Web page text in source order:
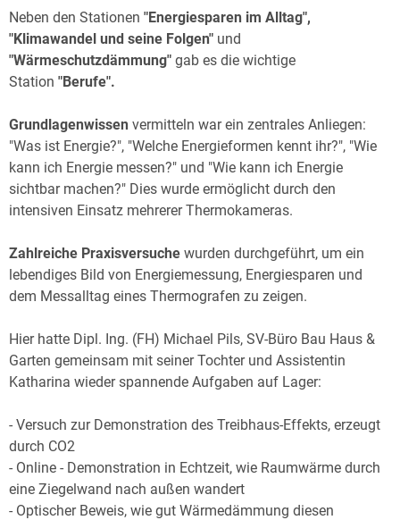
Neben den Stationen "Energiesparen im Alltag",
"Klimawandel und seine Folgen" und
"Wärmeschutzdämmung" gab es die wichtige
Station "Berufe".
Grundlagenwissen vermitteln war ein zentrales Anliegen:
"Was ist Energie?", "Welche Energieformen kennt ihr?", "Wie
kann ich Energie messen?" und "Wie kann ich Energie
sichtbar machen?" Dies wurde ermöglicht durch den
intensiven Einsatz mehrerer Thermokameras.
Zahlreiche Praxisversuche wurden durchgeführt, um ein
lebendiges Bild von Energiemessung, Energiesparen und
dem Messalltag eines Thermografen zu zeigen.
Hier hatte Dipl. Ing. (FH) Michael Pils, SV-Büro Bau Haus &
Garten gemeinsam mit seiner Tochter und Assistentin
Katharina wieder spannende Aufgaben auf Lager:
- Versuch zur Demonstration des Treibhaus-Effekts, erzeugt
durch CO2
- Online - Demonstration in Echtzeit, wie Raumwärme durch
eine Ziegelwand nach außen wandert
- Optischer Beweis, wie gut Wärmedämmung diesen